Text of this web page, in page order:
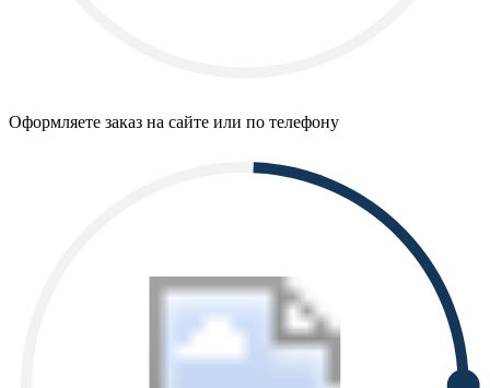
Оформляете заказ на сайте или по телефону